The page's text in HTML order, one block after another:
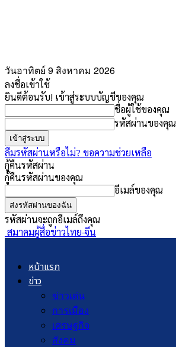
วันอาทิตย์ 9 สิงหาคม 2026
ลงชื่อเข้าใช้
ยินดีต้อนรับ! เข้าสู่ระบบบัญชีของคุณ
ชื่อผู้ใช้ของคุณ
รหัสผ่านของคุณ
ลืมรหัสผ่านหรือไม่? ขอความช่วยเหลือ
กู้คืนรหัสผ่าน
กู้คืนรหัสผ่านของคุณ
อีเมล์ของคุณ
รหัสผ่านจะถูกอีเมล์ถึงคุณ
สมาคมผู้สื่อข่าวไทย-จีน
หน้าแรก
ข่าว
ข่าวเด่น
การเมือง
เศรษฐกิจ
สังคม